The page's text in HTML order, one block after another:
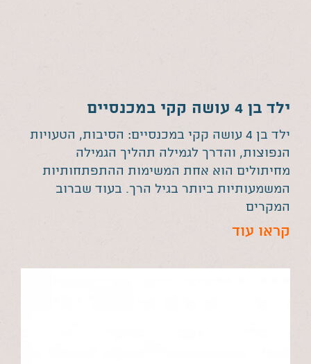
ילד בן 4 עושה קקי במכנסיים
ילד בן 4 עושה קקי במכנסיים: הסיבות, הטעויות
הנפוצות, והדרך לגמילה תהליך הגמילה
מחיתולים הוא אחת המשימות ההתפתחותיות
המשמעותיות ביותר בגיל הרך. בעוד שברוב
המקרים
קראו עוד